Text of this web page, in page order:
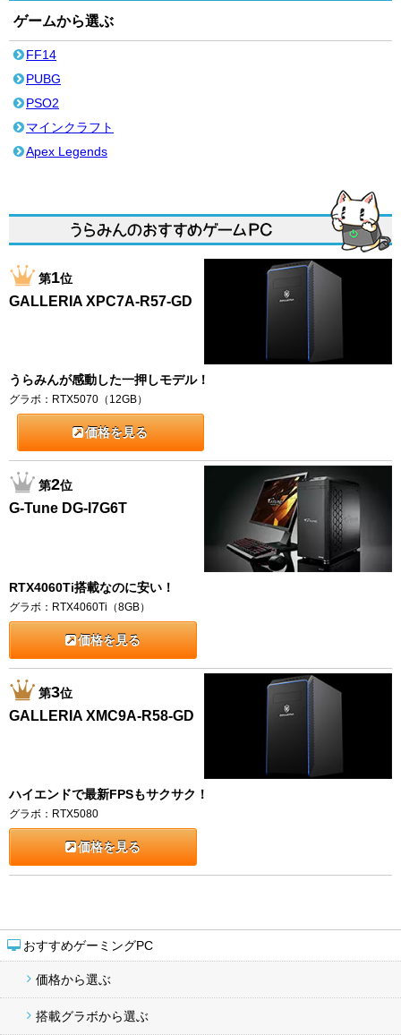
おすすめゲーミングPC
価格から選ぶ
搭載グラボから選ぶ
ゲームから選ぶ
FF14
PUBG
PSO2
マインクラフト
Apex Legends
第1位
GALLERIA XPC7A-R57-GD
うらみんが感動した一押しモデル！
グラボ：RTX5070（12GB）
価格を見る
第2位
G-Tune DG-I7G6T
RTX4060Ti搭載なのに安い！
グラボ：RTX4060Ti（8GB）
価格を見る
第3位
GALLERIA XMC9A-R58-GD
ハイエンドで最新FPSもサクサク！
グラボ：RTX5080
価格を見る